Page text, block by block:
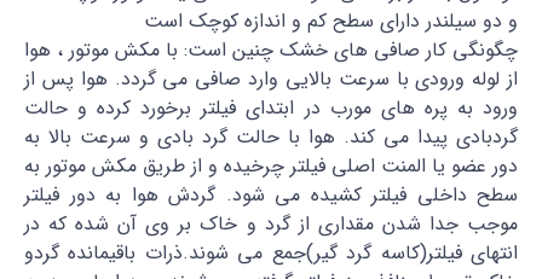
و دو سیلندر دارای سطح کم و اندازه کوچک است
چگونگی کار صافی های خشک چنین است: با مکش موتور ، هوا
از لوله ورودی با سرعت بالایی وارد صافی می گردد. هوا پس از
ورود به پره های مورب در ابتدای فیلتر برخورد کرده و حالت
گردبادی پیدا می کند. هوا با حالت گرد بادی و سرعت بالا به
دور عضو یا المنت اصلی فیلتر چرخیده و از طریق مکش موتور به
سطح داخلی فیلتر کشیده می شود. گردش هوا به دور فیلتر
موجب جدا شدن مقداری از گرد و خاک بر وی آن شده که در
انتهای فیلتر(کاسه گرد گیر)جمع می شوند.ذرات باقیمانده گردو